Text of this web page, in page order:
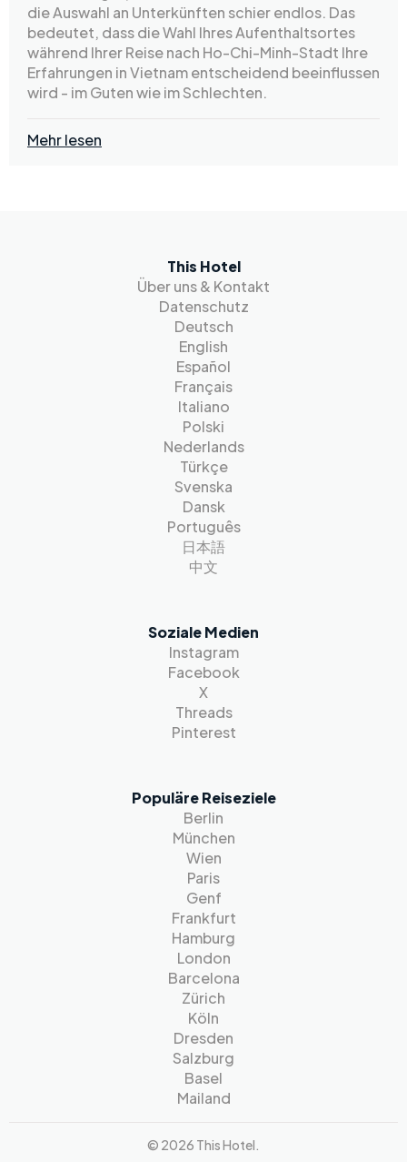
die Auswahl an Unterkünften schier endlos. Das
bedeutet, dass die Wahl Ihres Aufenthaltsortes
während Ihrer Reise nach Ho-Chi-Minh-Stadt Ihre
Erfahrungen in Vietnam entscheidend beeinflussen
wird - im Guten wie im Schlechten.
Mehr lesen
This Hotel
Über uns & Kontakt
Datenschutz
Deutsch
English
Español
Français
Italiano
Polski
Nederlands
Türkçe
Svenska
Dansk
Português
日本語
中文
Soziale Medien
Instagram
Facebook
X
Threads
Pinterest
Populäre Reiseziele
Berlin
München
Wien
Paris
Genf
Frankfurt
Hamburg
London
Barcelona
Zürich
Köln
Dresden
Salzburg
Basel
Mailand
© 2026 This Hotel.